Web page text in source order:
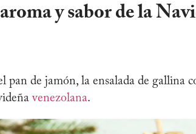
y sabor de la
pan de jamón, la ensalada de gallina
venezolana.